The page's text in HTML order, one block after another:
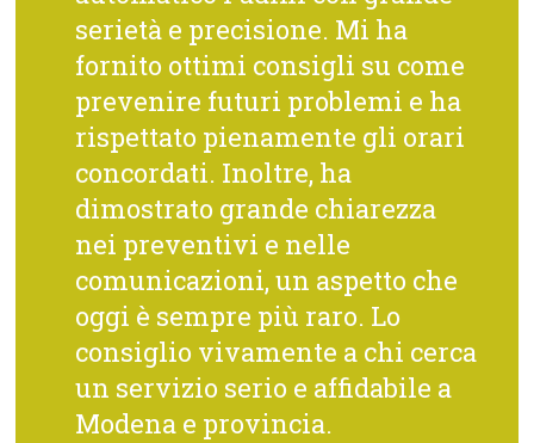
serietà e precisione. Mi ha
fornito ottimi consigli su come
prevenire futuri problemi e ha
rispettato pienamente gli orari
concordati. Inoltre, ha
dimostrato grande chiarezza
nei preventivi e nelle
comunicazioni, un aspetto che
oggi è sempre più raro. Lo
consiglio vivamente a chi cerca
un servizio serio e affidabile a
Modena e provincia.